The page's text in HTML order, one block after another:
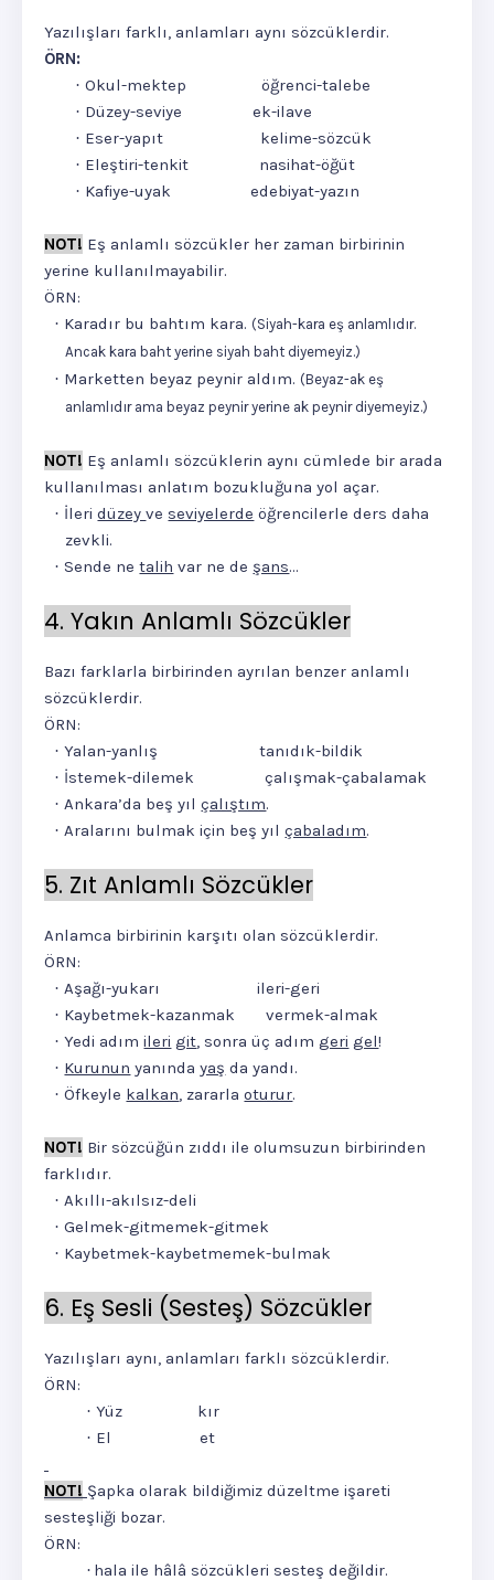
Yazılışları farklı, anlamları aynı sözcüklerdir.
ÖRN:
· Okul-mektep öğrenci-talebe
· Düzey-seviye ek-ilave
· Eser-yapıt kelime-sözcük
· Eleştiri-tenkit nasihat-öğüt
· Kafiye-uyak edebiyat-yazın
NOT! Eş anlamlı sözcükler her zaman birbirinin
yerine kullanılmayabilir.
ÖRN:
· Karadır bu bahtım kara. (Siyah-kara eş anlamlıdır.
Ancak kara baht yerine siyah baht diyemeyiz.)
· Marketten beyaz peynir aldım. (Beyaz-ak eş
anlamlıdır ama beyaz peynir yerine ak peynir diyemeyiz.)
NOT! Eş anlamlı sözcüklerin aynı cümlede bir arada
kullanılması anlatım bozukluğuna yol açar.
· İleridüzeyve seviyelerde öğrencilerle ders daha
zevkli.
· Sende netalih var ne de şans…
4. Yakın Anlamlı Sözcükler
Bazı farklarla birbirinden ayrılan benzer anlamlı
sözcüklerdir.
ÖRN:
· Yalan-yanlış tanıdık-bildik
· İstemek-dilemek çalışmak-çabalamak
· Ankara’da beş yılçalıştım.
· Aralarını bulmak için beş yılçabaladım.
5. Zıt Anlamlı Sözcükler
Anlamca birbirinin karşıtı olan sözcüklerdir.
ÖRN:
· Aşağı-yukarı ileri-geri
· Kaybetmek-kazanmak vermek-almak
· Yedi adımileri git, sonra üç adımgeri gel!
· Kurunun yanındayaş da yandı.
· Öfkeyle kalkan, zararlaoturur.
NOT! Bir sözcüğün zıddı ile olumsuzun birbirinden
farklıdır.
· Akıllı-akılsız-deli
· Gelmek-gitmemek-gitmek
· Kaybetmek-kaybetmemek-bulmak
6. Eş Sesli (Sesteş) Sözcükler
Yazılışları aynı, anlamları farklı sözcüklerdir.
ÖRN:
· Yüz kır
· El et
NOT! Şapka olarak bildiğimiz düzeltme işareti
sesteşliği bozar.
ÖRN:
· hala ile hâlâ sözcükleri sesteş değildir.